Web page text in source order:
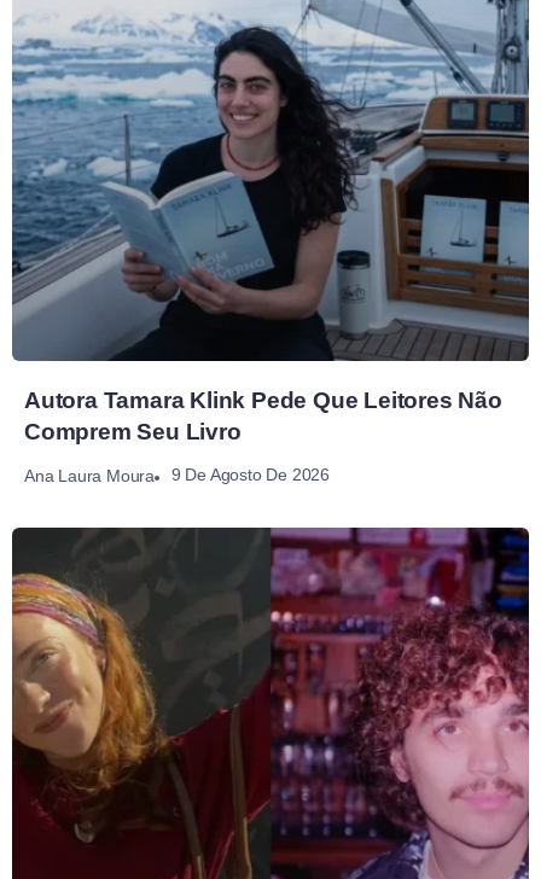
Autora Tamara Klink Pede Que Leitores Não
Comprem Seu Livro
Ana Laura Moura 9 De Agosto De 2026